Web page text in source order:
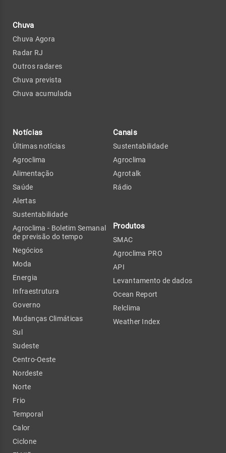
Chuva
Chuva Agora
Radar RJ
Outros radares
Chuva prevista
Chuva acumulada
Notícias
Últimas notícias
Agroclima
Alimentação
Saúde
Alertas
Sustentabilidade
Agroclima - Boletim Semanal
de previsão do tempo
Negócios
Moda
Energia
Infraestrutura
Governo
Mudanças Climáticas
Sul
Sudeste
Centro-Oeste
Nordeste
Norte
Frio
Temporal
Calor
Ciclone
Canais
Sustentabilidade
Agroclima
Agrotalk
Rádio
Produtos
SMAC
Agroclima PRO
API
Levantamento de dados
Ocean Report
Relclima
Weather Index